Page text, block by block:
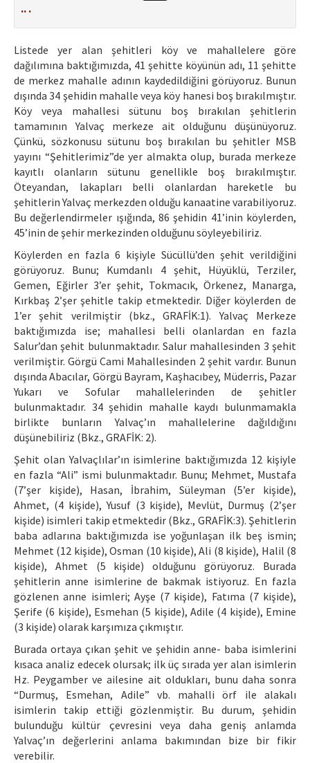
.. .
Listede yer alan şehitleri köy ve mahallelere göre
dağılımına baktığımızda, 41 şehitte köyünün adı, 11 şehitte
de merkez mahalle adının kaydedildiğini görüyoruz. Bunun
dışında 34 şehidin mahalle veya köy hanesi boş bırakılmıştır.
Köy veya mahallesi sütunu boş bırakılan şehitlerin
tamamının Yalvaç merkeze ait olduğunu düşünüyoruz.
Çünkü, sözkonusu sütunu boş bırakılan bu şehitler MSB
yayını “Şehitlerimiz”de yer almakta olup, burada merkeze
kayıtlı olanların sütunu genellikle boş bırakılmıştır.
Öteyandan, lakapları belli olanlardan hareketle bu
şehitlerin Yalvaç merkezden olduğu kanaatine varabiliyoruz.
Bu değerlendirmeler ışığında, 86 şehidin 41’inin köylerden,
45’inin de şehir merkezinden olduğunu söyleyebiliriz.
Köylerden en fazla 6 kişiyle Sücüllü’den şehit verildiğini
görüyoruz. Bunu; Kumdanlı 4 şehit, Hüyüklü, Terziler,
Gemen, Eğirler 3’er şehit, Tokmacık, Örkenez, Manarga,
Kırkbaş 2’şer şehitle takip etmektedir. Diğer köylerden de
1’er şehit verilmiştir (bkz., GRAFİK:1). Yalvaç Merkeze
baktığımızda ise; mahallesi belli olanlardan en fazla
Salur’dan şehit bulunmaktadır. Salur mahallesinden 3 şehit
verilmiştir. Görgü Cami Mahallesinden 2 şehit vardır. Bunun
dışında Abacılar, Görgü Bayram, Kaşhacıbey, Müderris, Pazar
Yukarı ve Sofular mahallelerinden de şehitler
bulunmaktadır. 34 şehidin mahalle kaydı bulunmamakla
birlikte bunların Yalvaç’ın mahallelerine dağıldığını
düşünebiliriz (Bkz., GRAFİK: 2).
Şehit olan Yalvaçlılar’ın isimlerine baktığımızda 12 kişiyle
en fazla “Ali” ismi bulunmaktadır. Bunu; Mehmet, Mustafa
(7’şer kişide), Hasan, İbrahim, Süleyman (5’er kişide),
Ahmet, (4 kişide), Yusuf (3 kişide), Mevlüt, Durmuş (2’şer
kişide) isimleri takip etmektedir (Bkz., GRAFİK:3). Şehitlerin
baba adlarına baktığımızda ise yoğunlaşan ilk beş ismin;
Mehmet (12 kişide), Osman (10 kişide), Ali (8 kişide), Halil (8
kişide), Ahmet (5 kişide) olduğunu görüyoruz. Burada
şehitlerin anne isimlerine de bakmak istiyoruz. En fazla
gözlenen anne isimleri; Ayşe (7 kişide), Fatıma (7 kişide),
Şerife (6 kişide), Esmehan (5 kişide), Adile (4 kişide), Emine
(3 kişide) olarak karşımıza çıkmıştır.
Burada ortaya çıkan şehit ve şehidin anne- baba isimlerini
kısaca analiz edecek olursak; ilk üç sırada yer alan isimlerin
Hz. Peygamber ve ailesine ait oldukları, bunu daha sonra
“Durmuş, Esmehan, Adile” vb. mahalli örf ile alakalı
isimlerin takip ettiği gözlenmiştir. Bu durum, şehidin
bulunduğu kültür çevresini veya daha geniş anlamda
Yalvaç’ın değerlerini anlama bakımından bize bir fikir
verebilir.